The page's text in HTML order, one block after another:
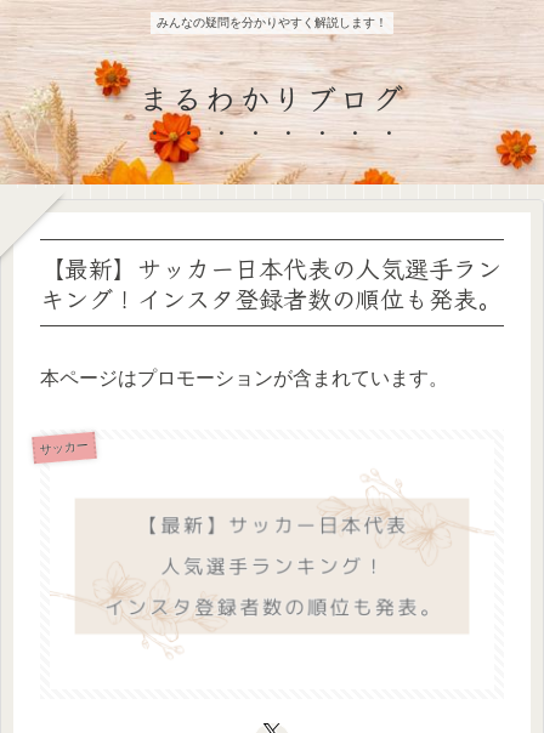
みんなの疑問を分かりやすく解説します！
まるわかりブログ
【最新】サッカー日本代表の人気選手ラン
キング！インスタ登録者数の順位も発表。
本ページはプロモーションが含まれています。
サッカー